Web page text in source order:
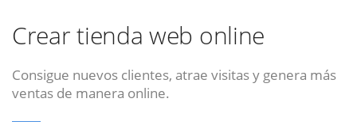
Crear tienda web online
Consigue nuevos clientes, atrae visitas y genera más
ventas de manera online.